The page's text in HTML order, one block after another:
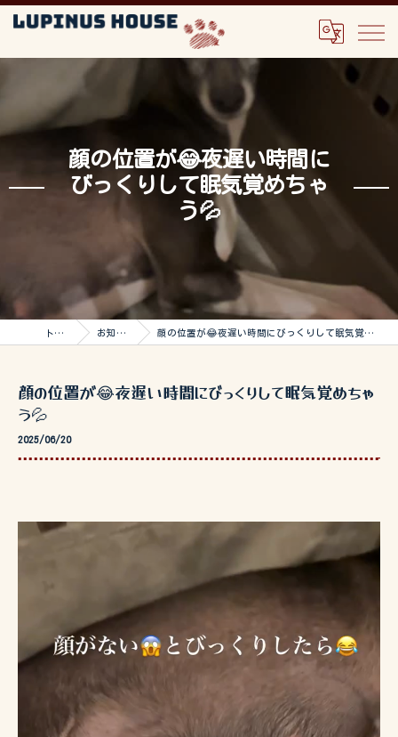
顔の位置が😂夜遅い時間に
びっくりして眠気覚めちゃ
う💦
トップ お知らせ 顔の位置が😂夜遅い時間にびっくりして眠気覚めちゃう💦
顔の位置が😂夜遅い時間にびっくりして眠気覚めちゃ
う💦
2025/06/20